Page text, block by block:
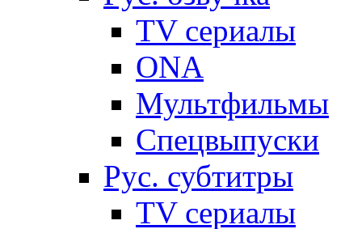
TV сериалы
ONA
Мультфильмы
Спецвыпуски
Рус. субтитры
TV сериалы